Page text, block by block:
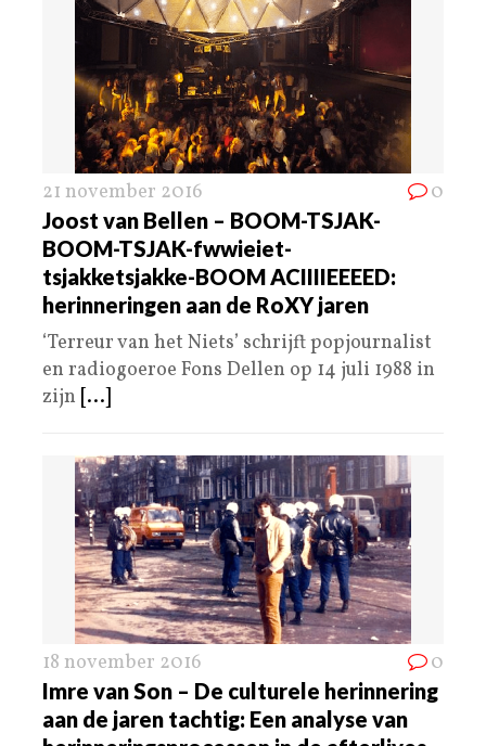
21 november 2016 0
Joost van Bellen – BOOM-TSJAK-
BOOM-TSJAK-fwwieiet-
tsjakketsjakke-BOOM ACIIIIEEEED:
herinneringen aan de RoXY jaren
‘Terreur van het Niets’ schrijft popjournalist
en radiogoeroe Fons Dellen op 14 juli 1988 in
zijn [...]
18 november 2016 0
Imre van Son – De culturele herinnering
aan de jaren tachtig: Een analyse van